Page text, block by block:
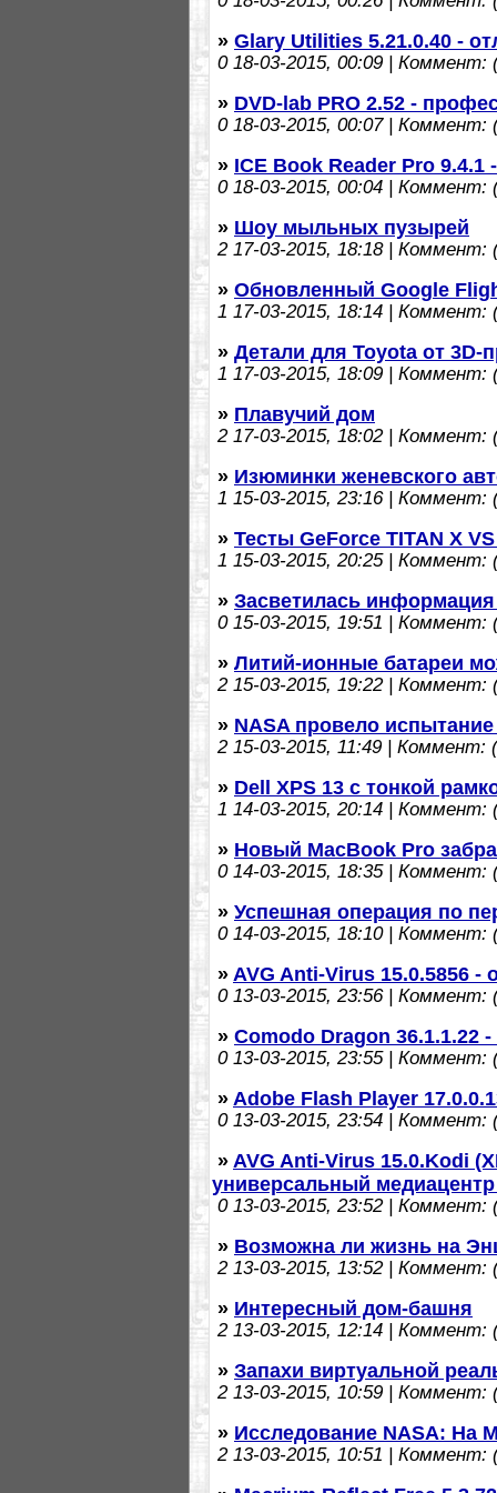
» Glary Utilities 5.21.0.40 -
018-03-2015, 00:09 | Коммент:
» DVD-lab PRO 2.52 -
018-03-2015, 00:07 | Коммент:
» ICE Book Reader Pro 9.4.1
018-03-2015, 00:04 | Коммент:
» Шоу мыльных пузырей
217-03-2015, 18:18 | Коммент:
» Обновленный Google
1 17-03-2015, 18:14 | Коммент:
» Детали для Toyota от 3D-
1 17-03-2015, 18:09 | Коммент:
» Плавучий дом
217-03-2015, 18:02 | Коммент:
» Изюминки женевского
1 15-03-2015, 23:16 | Коммент:
» Тесты GeForce TITAN X
1 15-03-2015, 20:25 | Коммент:
» Засветилась информация
015-03-2015, 19:51 | Коммент:
» Литий-ионные батареи
215-03-2015, 19:22 | Коммент:
» NASA провело
215-03-2015, 11:49 | Коммент:
» Dell XPS 13 с тонкой
1 14-03-2015, 20:14 | Коммент:
» Новый MacBook Pro
014-03-2015, 18:35 | Коммент:
» Успешная операция по
014-03-2015, 18:10 | Коммент:
» AVG Anti-Virus 15.0.5856
013-03-2015, 23:56 | Коммент:
» Comodo Dragon 36.1.1.22
013-03-2015, 23:55 | Коммент:
» Adobe Flash Player
013-03-2015, 23:54 | Коммент:
» AVG Anti-Virus 15.0.Kodi
универсальный
013-03-2015, 23:52 | Коммент:
» Возможна ли жизнь на
213-03-2015, 13:52 | Коммент:
» Интересный дом-башня
213-03-2015, 12:14 | Коммент:
» Запахи виртуальной
213-03-2015, 10:59 | Коммент:
» Исследование NASA: На
213-03-2015, 10:51 | Коммент: